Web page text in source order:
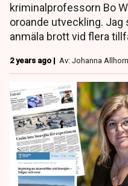
kriminalprofessorn Bo
oroande utveckling.
anmäla brott vid flera
2 years ago | Av: Johanna Allhorn